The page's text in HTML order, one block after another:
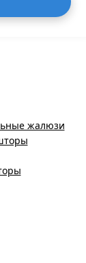
жалюзи